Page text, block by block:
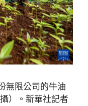
無限公司的牛油
）。新華社記者